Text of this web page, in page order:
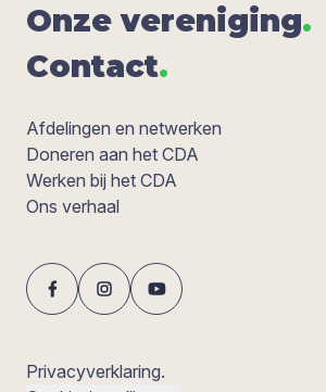
Onze ver­e­ni­ging.
Con­tact.
Afdelingen en netwerken
Doneren aan het CDA
Werken bij het CDA
Ons verhaal
Privacyverklaring.